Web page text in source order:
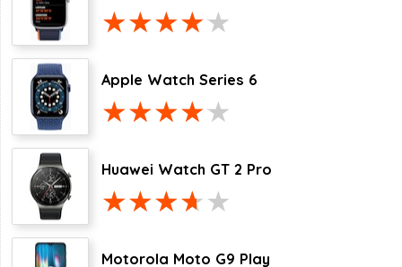
Apple Watch Series 6
Huawei Watch GT 2 Pro
Motorola Moto G9 Play